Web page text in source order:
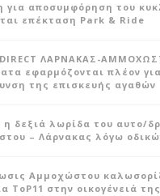
για αποσυμφόρηση του
επέκταση Park & Ride
DIRECT ΛΑΡΝΑΚΑΣ-
εφαρμόζονται πλέον
της επισκευής αγαθών
η δεξιά λωρίδα του αυτο/
– Λάρνακας λόγω
Αμμοχώστου
ToP11 στην οικογένειά της